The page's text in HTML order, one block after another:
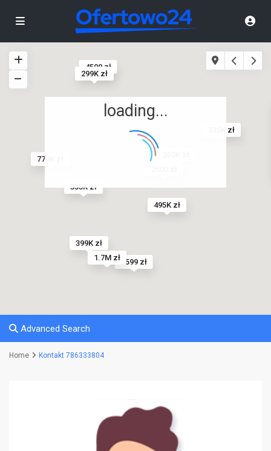
495K zł
2599 zł
335K zł
399K zł
330K zł
1.7M zł
779K zł
4500 zł
299K zł
loading...
Advanced Search
Home Kontakt 786333804